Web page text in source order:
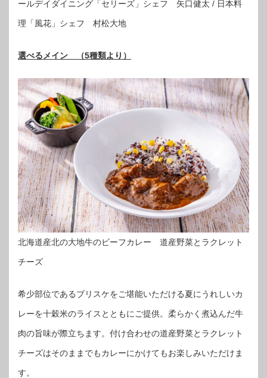
ールデイダイニング「セリーズ」シェフ 矢口健太 / 日本料
理「風花」シェフ 村松大地
選べるメイン （5種類より）
北海道産北の大地牛のビーフカレー 道産野菜とラクレット
チーズ
希少部位であるブリスケをご堪能いただける夏にうれしいカ
レーを十穀米のライスとともにご提供。柔らかく煮込んだ牛
肉の旨味が際立ちます。付け合わせの道産野菜とラクレット
チーズはそのままでもカレーにかけてもお楽しみいただけま
す。